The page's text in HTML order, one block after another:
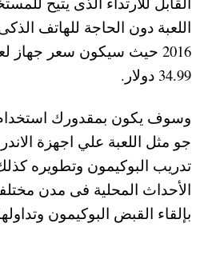
اللعبة دون الحاجة للهاتف
2016 حيث سيكون سعر جهاز
34.99 دولار.
وسوف يكون بمقدورك استخدام
جو مثل اللعبة علي اجهزة
تدريب البوكيمون وتطويره
الأحداث المحلية فى مدن
بإلقاء القبض البوكيمون